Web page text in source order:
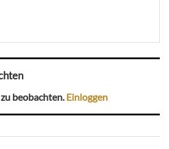
beobachten.Einloggen